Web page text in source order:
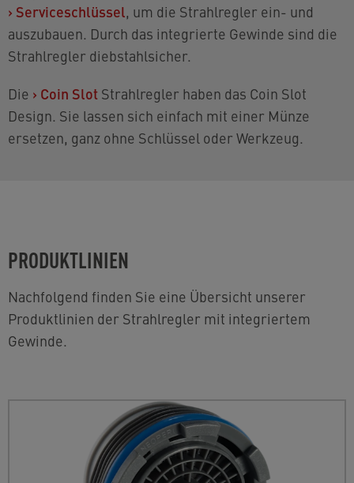
› Serviceschlüssel, um die Strahlregler ein- und
auszubauen. Durch das integrierte Gewinde sind die
Strahlregler diebstahlsicher.
Die › Coin Slot Strahlregler haben das Coin Slot
Design. Sie lassen sich einfach mit einer Münze
ersetzen, ganz ohne Schlüssel oder Werkzeug.
PRODUKTLINIEN
Nachfolgend finden Sie eine Übersicht unserer
Produktlinien der Strahlregler mit integriertem
Gewinde.